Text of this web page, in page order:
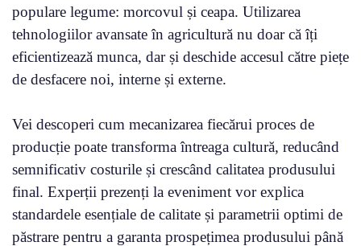
populare legume: morcovul și ceapa. Utilizarea
tehnologiilor avansate în agricultură nu doar că îți
eficientizează munca, dar și deschide accesul către piețe
de desfacere noi, interne și externe.
Vei descoperi cum mecanizarea fiecărui proces de
producție poate transforma întreaga cultură, reducând
semnificativ costurile și crescând calitatea produsului
final. Experții prezenți la eveniment vor explica
standardele esențiale de calitate și parametrii optimi de
păstrare pentru a garanta prospețimea produsului până